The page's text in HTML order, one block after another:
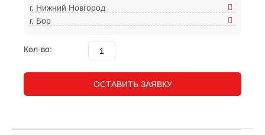
г. Нижний Новгород
г. Бор
Кол-во:
ОСТАВИТЬ ЗАЯВКУ